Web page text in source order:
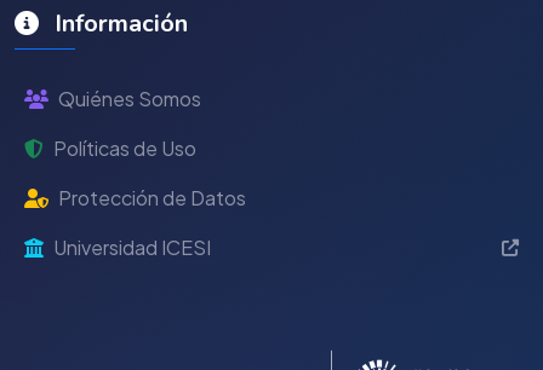
Información
Quiénes Somos
Políticas de Uso
Protección de Datos
Universidad ICESI